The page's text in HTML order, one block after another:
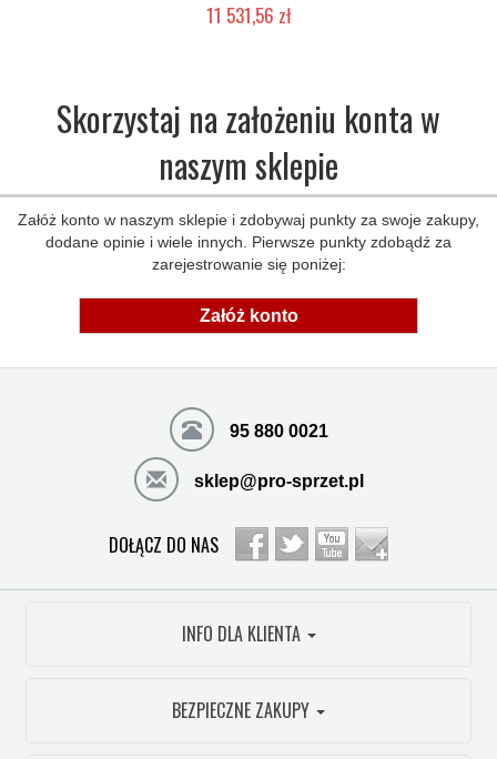
11 531,56 zł
Skorzystaj na założeniu konta w
naszym sklepie
Załóż konto w naszym sklepie i zdobywaj punkty za swoje zakupy,
dodane opinie i wiele innych. Pierwsze punkty zdobądź za
zarejestrowanie się poniżej:
Załóż konto
95 880 0021
sklep@pro-sprzet.pl
DOŁĄCZ DO NAS
INFO DLA KLIENTA
BEZPIECZNE ZAKUPY